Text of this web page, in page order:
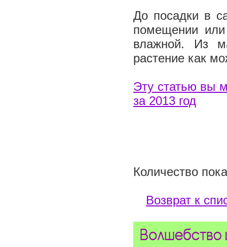
До посадки в
помещении
влажной. Из
растение как
Эту статью вы
за 2013 год
Количество
Возврат к